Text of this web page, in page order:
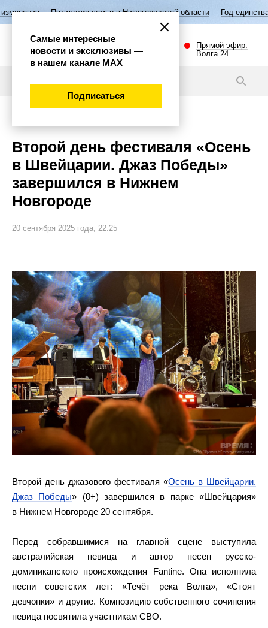
семьи в Нижегородской области Год единства народов России
Прямой эфир.
Волга 24
Второй день фестиваля «Осень
в Швейцарии. Джаз Победы»
завершился в Нижнем
Новгороде
20 сентября 2025 года, 22:25
Второй день джазового фестиваля «Осень в Швейцарии.
Джаз Победы» (0+) завершился в парке «Швейцария»
в Нижнем Новгороде 20 сентября.
Перед собравшимися на главной сцене выступила
австралийская певица и автор песен русско-
доминиканского происхождения Fantine. Она исполнила
песни советских лет: «Течёт река Волга», «Стоят
девчонки» и другие. Композицию собственного сочинения
певица посвятила участникам СВО.
Самые интересные
новости и эксклюзивы —
в нашем канале МАХ
Подписаться